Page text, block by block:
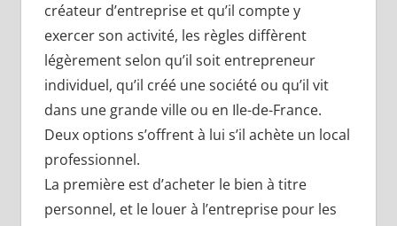
créateur d’entreprise et qu’il compte y
exercer son activité, les règles diffèrent
légèrement selon qu’il soit entrepreneur
individuel, qu’il créé une société ou qu’il vit
dans une grande ville ou en Ile-de-France.
Deux options s’offrent à lui s’il achète un local
professionnel.
La première est d’acheter le bien à titre
personnel, et le louer à l’entreprise pour les